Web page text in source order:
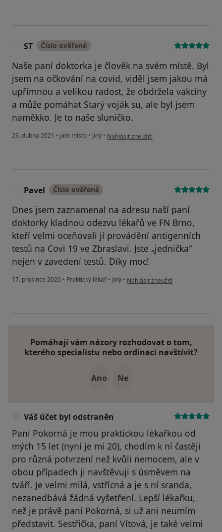
ST Číslo ověřené
Naše paní doktorka je člověk na svém místě. Byl
jsem na očkování na covid, viděl jsem jakou má
upřímnou a velikou radost, že obdržela vakcíny
a může pomáhat Starý voják su, ale byl jsem
naměkko. Je to naše sluníčko.
29. dubna 2021 • jiné místo • Jiný • podle názoru uživatele ST
Nahlásit zneužití
Pavel Číslo ověřené
Dnes jsem zaznamenal na adresu naší paní
doktorky kladnou odezvu lékařů ve FN Brno,
kteří velmi oceňovali jí provádění antigenních
testů na Covi 19 ve Zbraslavi. Jste „jednička“
nejen v zavedení testů. Díky moc!
17. prosince 2020 • Praktický lékař • Jiný • podle názoru uživatele Pavel
Nahlásit zneužití
Pomáhají vám názory rozhodovat o tom,
kterého specialistu nebo ordinaci navštívit?
Ano Ne
Váš účet byl odstraněn
Paní Pokorná je mou praktickou lékařkou od
mých 15 let (nyní je mi 20), chodím k ní častěji
pro různá potvrzení než kvůli nemocem, ale v
obou případech ji navštěvuji s úsměvem na
tváří. Je velmi milá, vstřícná a je s ní sranda,
nezanedbává žádná vyšetření. Lepší lékařku,
než je právě paní Pokorná, si už ani neumím
představit. Sestřička, paní Vítová, je také velmi